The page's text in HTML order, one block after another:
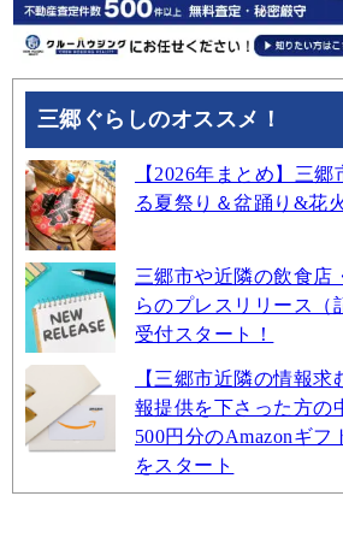
三郷ぐらしのオススメ！
【2026年まとめ】三
る夏祭り＆盆踊り&花
三郷市や近隣の飲食店
らのプレスリリース（
受付スタート！
【三郷市近隣の情報
報提供を下さった方の
500円分のAmazonギ
をスタート